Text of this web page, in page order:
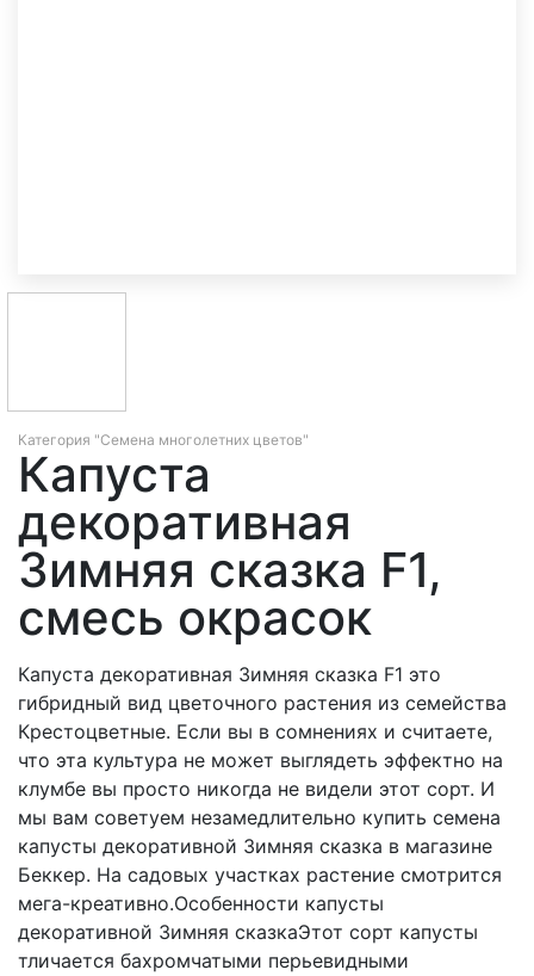
Категория "Семена многолетних цветов"
Капуста
декоративная
Зимняя сказка F1,
смесь окрасок
Капуста декоративная Зимняя сказка F1 это
гибридный вид цветочного растения из семейства
Крестоцветные. Если вы в сомнениях и считаете,
что эта культура не может выглядеть эффектно на
клумбе вы просто никогда не видели этот сорт. И
мы вам советуем незамедлительно купить семена
капусты декоративной Зимняя сказка в магазине
Беккер. На садовых участках растение смотрится
мега-креативно.Особенности капусты
декоративной Зимняя сказкаЭтот сорт капусты
тличается бахромчатыми перьевидными